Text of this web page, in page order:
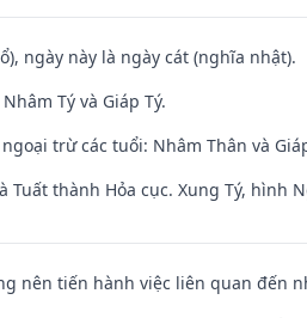
ngày này là ngày cát (nghĩa nhật).
Tý và Giáp Tý.
trừ các tuổi: Nhâm Thân và
thành Hỏa cục. Xung Tý, hình
nên tiến hành việc liên quan đến